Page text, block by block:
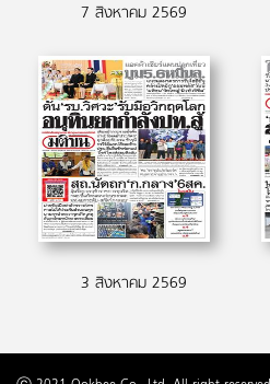
7 สิงหาคม 2569
3 สิงหาคม 2569